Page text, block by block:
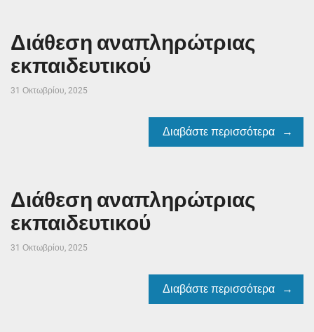
Διάθεση αναπληρώτριας
εκπαιδευτικού
31 Οκτωβρίου, 2025
Διαβάστε περισσότερα
Διάθεση αναπληρώτριας
εκπαιδευτικού
31 Οκτωβρίου, 2025
Διαβάστε περισσότερα